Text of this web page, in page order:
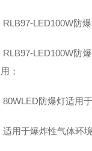
RLB97-LED100W防
RLB97-LED100W防
用；
80WLED防爆灯适用
适用于爆炸性气体环